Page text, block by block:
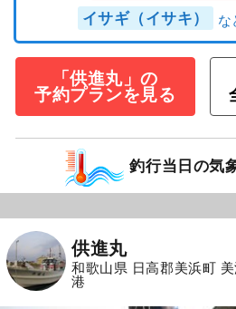
イサギ（イサキ）
「供進丸」の
予約プランを見る
釣行当日の気
供進丸
和歌山県 日高郡美浜町
港